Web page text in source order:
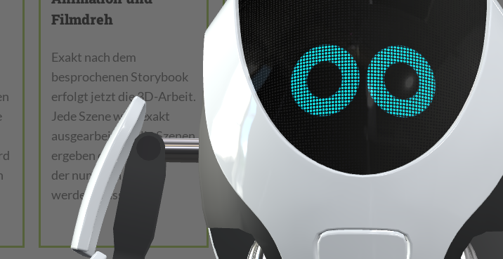
Filmdreh
Exakt nach dem
besprochenen Storybook
erfolgt jetzt die 3D-Arbeit.
Jede Szene wird exakt
ausgearbeitet. Alle Szenen
ergeben den fertigen Film,
der nun noch vertont
werden muss.
Finish
Gemeinsam mit unseren
professionellen Partnern
(Sprecher, musikalische
Unterstützung) wird das
Finish angelegt. Sie
erhalten die Lizenzen, so,
wie diese vereinbart
wurden.